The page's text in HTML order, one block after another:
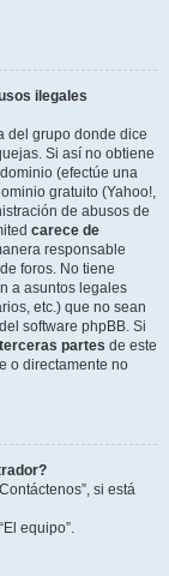
ilegales
del grupo donde dice
Si así no obtiene
(efectúe una
gratuito (Yahoo!,
de abusos de
carece de
responsable
foros. No tiene
a asuntos legales
etc.) que no sean
software phpBB. Si
partes de este
o directamente no
si está
equipo”.